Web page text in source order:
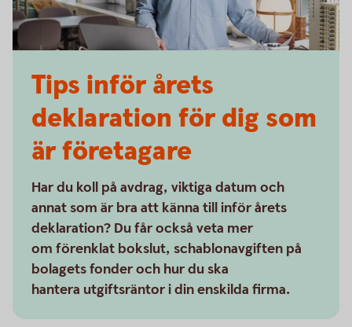
Tips inför årets
deklaration för dig som
är företagare
Har du koll på avdrag, viktiga datum och
annat som är bra att känna till inför årets
deklaration? Du får också veta mer
om förenklat bokslut, schablonavgiften på
bolagets fonder och hur du ska
hantera utgiftsräntor i din enskilda firma.